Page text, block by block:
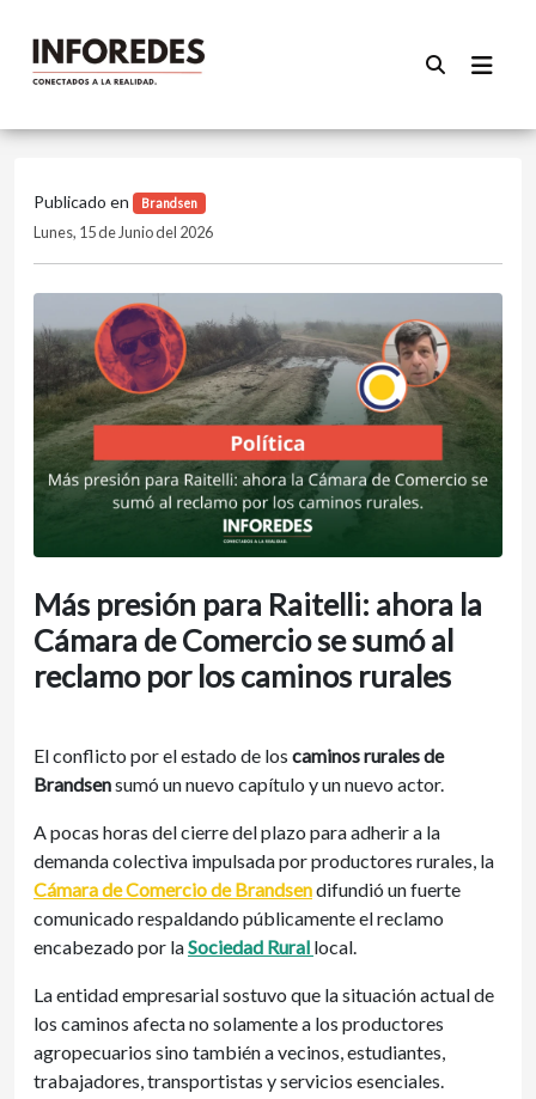
Publicado en Brandsen
Lunes, 15 de Junio del 2026
Más presión para Raitelli: ahora la
Cámara de Comercio se sumó al
reclamo por los caminos rurales
El conflicto por el estado de los caminos rurales de
Brandsensumó un nuevo capítulo y un nuevo actor.
A pocas horas del cierre del plazo para adherir a la
demanda colectiva impulsada por productores rurales, la
Cámara de Comercio de Brandsendifundió un fuerte
comunicado respaldando públicamente el reclamo
encabezado por laSociedad Rural local.
La entidad empresarial sostuvo que la situación actual de
los caminos afecta no solamente a los productores
agropecuarios sino también a vecinos, estudiantes,
trabajadores, transportistas y servicios esenciales.